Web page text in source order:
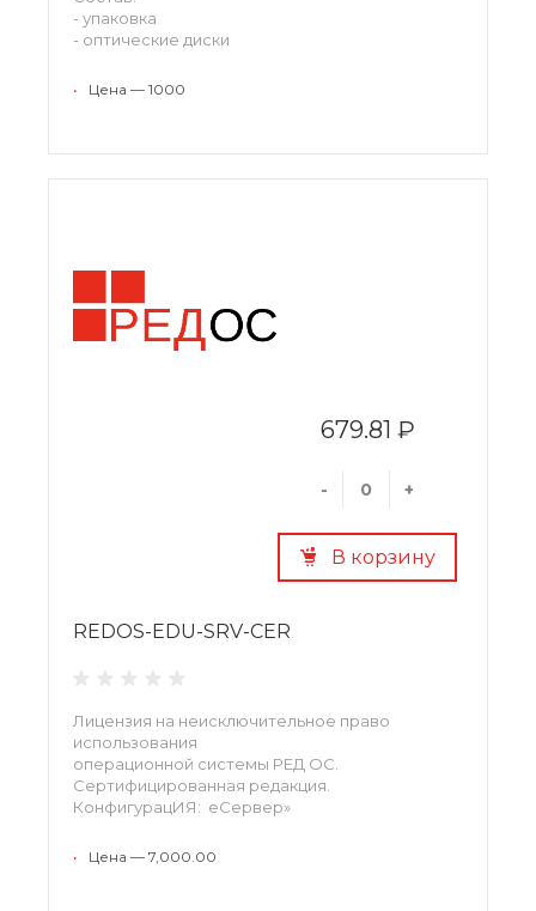
- упаковка
- оптические диски
• Цена — 1000
679.81 ₽
- +
В корзину
REDOS-EDU-SRV-CER
Лицензия на неисключительное право
использования
операционной системы РЕД ОС.
Сертифицированная редакция.
КонфигурацИЯ: еСервер»
• Цена — 7,000.00